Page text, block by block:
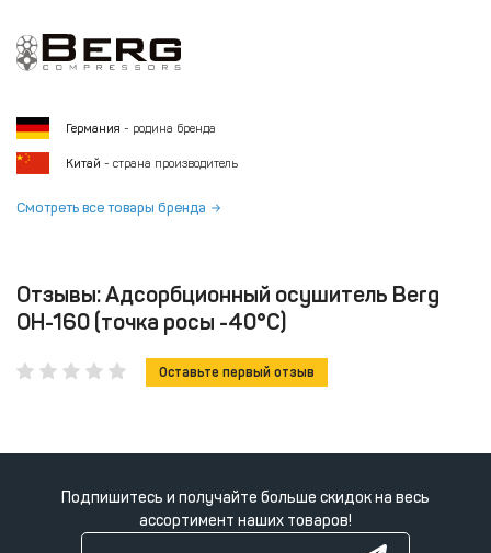
Германия - родина бренда
Китай - страна производитель
Смотреть все товары бренда
Отзывы: Адсорбционный осушитель Berg
ОН-160 (точка росы -40°С)
Оставьте первый отзыв
Подпишитесь и получайте больше скидок на весь
ассортимент наших товаров!